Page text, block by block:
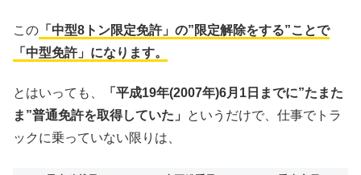
この 「中型8トン限定免許」の”限定解除をする”ことで
「中型免許」になります。
とはいっても、
「平成19年(2007年)6月1日までに”たまた
ま”普通免許を取得していた」
というだけで、仕事でトラ
ックに乗っていない限りは、